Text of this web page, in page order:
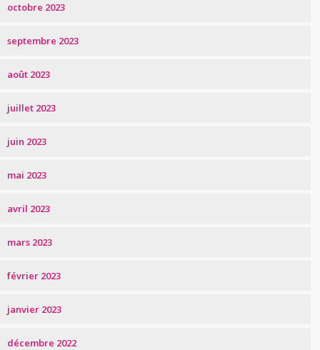
octobre 2023
septembre 2023
août 2023
juillet 2023
juin 2023
mai 2023
avril 2023
mars 2023
février 2023
janvier 2023
décembre 2022